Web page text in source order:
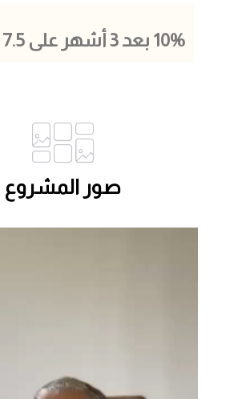
10% بعد 3 أشهر على 7.5 سنوات​
صور المشروع